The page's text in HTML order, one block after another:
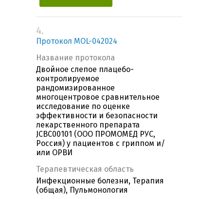
4.
Протокол MOL-042024
Название протокола
Двойное слепое плацебо-
контролируемое
рандомизированное
многоцентровое сравнительное
исследование по оценке
эффективности и безопасности
лекарственного препарата
JCBC00101 (ООО ПРОМОМЕД РУС,
Россия) у пациентов с гриппом и/
или ОРВИ
Терапевтическая область
Инфекционные болезни, Терапия
(общая), Пульмонология